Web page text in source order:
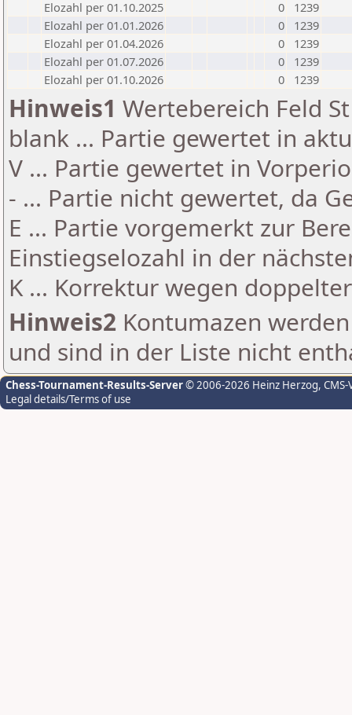
Elozahl per 01.10.2025
0
1239
Elozahl per 01.01.2026
0
1239
Elozahl per 01.04.2026
0
1239
Elozahl per 01.07.2026
0
1239
Elozahl per 01.10.2026
0 1239
Hinweis1 Wertebereich Feld
blank ... Partie gewertet in
V ... Partie gewertet in
- ... Partie nicht gewertet, da
E ... Partie vorgemerkt zur
Einstiegselozahl in der
K ... Korrektur wegen
Hinweis2 Kontumazen
und sind in der Liste nicht
Chess-Tournament-Results-Server© 2006-2026 Heinz Herzog,
Legal details/Terms of use